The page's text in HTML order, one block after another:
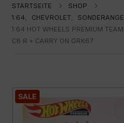
STARTSEITE
SHOP
1:64, CHEVROLET,
1:64 HOT WHEELS PREMIUM
C8.R + CARRY ON GRK67
SALE